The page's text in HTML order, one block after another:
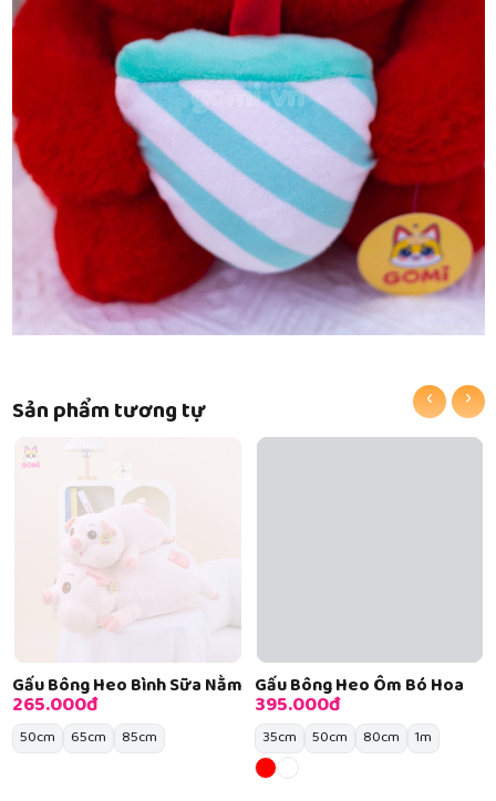
Sản phẩm tương tự
Gấu Bông Heo Bình Sữa Nằm
265.000đ
50cm 65cm 85cm
Gấu Bông Heo Ôm Bó Hoa
395.000đ
35cm 50cm 80cm 1m
‹ ›